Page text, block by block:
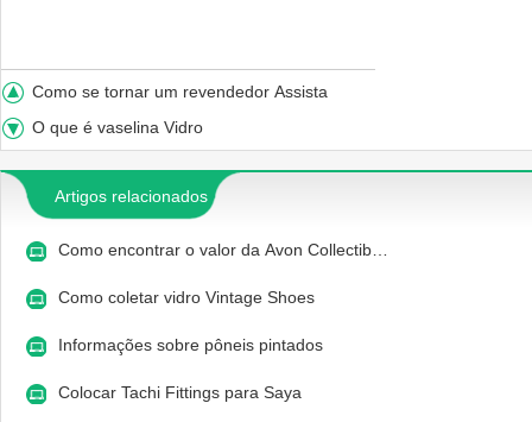
Como se tornar um revendedor Assista
O que é vaselina Vidro
Artigos relacionados
Como encontrar o valor da Avon Collectib…
Como coletar vidro Vintage Shoes
Informações sobre pôneis pintados
Colocar Tachi Fittings para Saya